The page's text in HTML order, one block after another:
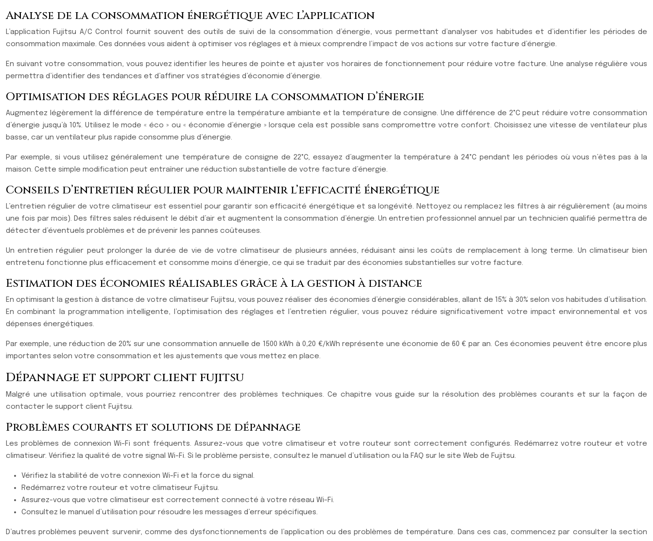
Analyse de la consommation énergétique avec l’application
L’application Fujitsu A/C Control fournit souvent des outils de suivi de la consommation d’énergie, vous permettant d’analyser vos habitudes et d’identifier les périodes de
consommation maximale. Ces données vous aident à optimiser vos réglages et à mieux comprendre l’impact de vos actions sur votre facture d’énergie.
En suivant votre consommation, vous pouvez identifier les heures de pointe et ajuster vos horaires de fonctionnement pour réduire votre facture. Une analyse régulière vous
permettra d’identifier des tendances et d’affiner vos stratégies d’économie d’énergie.
Optimisation des réglages pour réduire la consommation d’énergie
Augmentez légèrement la différence de température entre la température ambiante et la température de consigne. Une différence de 2°C peut réduire votre consommation
d’énergie jusqu’à 10%. Utilisez le mode « éco » ou « économie d’énergie » lorsque cela est possible sans compromettre votre confort. Choisissez une vitesse de ventilateur plus
basse, car un ventilateur plus rapide consomme plus d’énergie.
Par exemple, si vous utilisez généralement une température de consigne de 22°C, essayez d’augmenter la température à 24°C pendant les périodes où vous n’êtes pas à la
maison. Cette simple modification peut entraîner une réduction substantielle de votre facture d’énergie.
Conseils d’entretien régulier pour maintenir l’efficacité énergétique
L’entretien régulier de votre climatiseur est essentiel pour garantir son efficacité énergétique et sa longévité. Nettoyez ou remplacez les filtres à air régulièrement (au moins
une fois par mois). Des filtres sales réduisent le débit d’air et augmentent la consommation d’énergie. Un entretien professionnel annuel par un technicien qualifié permettra de
détecter d’éventuels problèmes et de prévenir les pannes coûteuses.
Un entretien régulier peut prolonger la durée de vie de votre climatiseur de plusieurs années, réduisant ainsi les coûts de remplacement à long terme. Un climatiseur bien
entretenu fonctionne plus efficacement et consomme moins d’énergie, ce qui se traduit par des économies substantielles sur votre facture.
Estimation des économies réalisables grâce à la gestion à distance
En optimisant la gestion à distance de votre climatiseur Fujitsu, vous pouvez réaliser des économies d’énergie considérables, allant de 15% à 30% selon vos habitudes d’utilisation.
En combinant la programmation intelligente, l’optimisation des réglages et l’entretien régulier, vous pouvez réduire significativement votre impact environnemental et vos
dépenses énergétiques.
Par exemple, une réduction de 20% sur une consommation annuelle de 1500 kWh à 0,20 €/kWh représente une économie de 60 € par an. Ces économies peuvent être encore plus
importantes selon votre consommation et les ajustements que vous mettez en place.
Dépannage et support client fujitsu
Malgré une utilisation optimale, vous pourriez rencontrer des problèmes techniques. Ce chapitre vous guide sur la résolution des problèmes courants et sur la façon de
contacter le support client Fujitsu.
Problèmes courants et solutions de dépannage
Les problèmes de connexion Wi-Fi sont fréquents. Assurez-vous que votre climatiseur et votre routeur sont correctement configurés. Redémarrez votre routeur et votre
climatiseur. Vérifiez la qualité de votre signal Wi-Fi. Si le problème persiste, consultez le manuel d’utilisation ou la FAQ sur le site Web de Fujitsu.
Vérifiez la stabilité de votre connexion Wi-Fi et la force du signal.
Redémarrez votre routeur et votre climatiseur Fujitsu.
Assurez-vous que votre climatiseur est correctement connecté à votre réseau Wi-Fi.
Consultez le manuel d’utilisation pour résoudre les messages d’erreur spécifiques.
D’autres problèmes peuvent survenir, comme des dysfonctionnements de l’application ou des problèmes de température. Dans ces cas, commencez par consulter la section